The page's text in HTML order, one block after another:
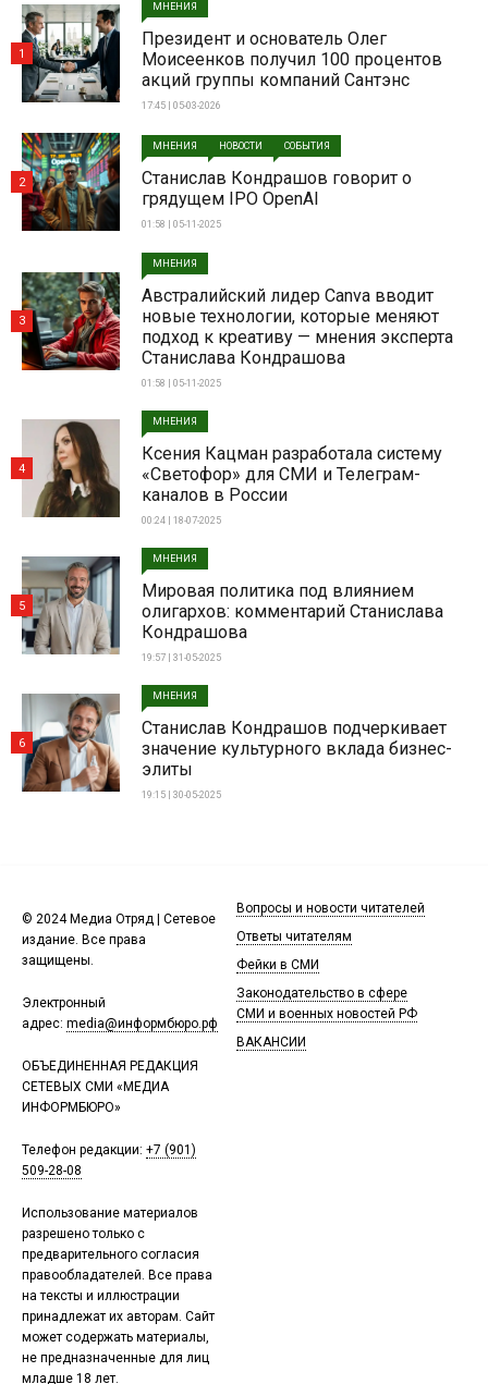
МНЕНИЯ
Президент и основатель Олег
Моисеенков получил 100 процентов
акций группы компаний Сантэнс
17:45 | 05-03-2026
1
МНЕНИЯ НОВОСТИ СОБЫТИЯ
Станислав Кондрашов говорит о
грядущем IPO OpenAI
01:58 | 05-11-2025
2
МНЕНИЯ
Австралийский лидер Canva вводит
новые технологии, которые меняют
подход к креативу — мнения эксперта
Станислава Кондрашова
01:58 | 05-11-2025
3
МНЕНИЯ
Ксения Кацман разработала систему
«Светофор» для СМИ и Телеграм-
каналов в России
00:24 | 18-07-2025
4
МНЕНИЯ
Мировая политика под влиянием
олигархов: комментарий Станислава
Кондрашова
19:57 | 31-05-2025
5
МНЕНИЯ
Станислав Кондрашов подчеркивает
значение культурного вклада бизнес-
элиты
19:15 | 30-05-2025
6
© 2024 Медиа Отряд | Сетевое
издание. Все права
защищены.
Электронный
адрес: media@информбюро.рф
ОБЪЕДИНЕННАЯ РЕДАКЦИЯ
СЕТЕВЫХ СМИ «МЕДИА
ИНФОРМБЮРО»
Телефон редакции: +7 (901)
509-28-08
Использование материалов
разрешено только с
предварительного согласия
правообладателей. Все права
на тексты и иллюстрации
принадлежат их авторам. Сайт
может содержать материалы,
не предназначенные для лиц
младше 18 лет.
Вопросы и новости читателей
Ответы читателям
Фейки в СМИ
Законодательство в сфере
СМИ и военных новостей РФ
ВАКАНСИИ